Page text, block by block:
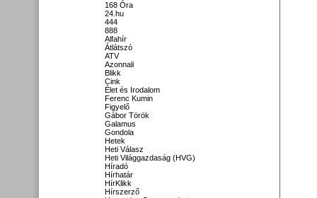
168 Óra
24.hu
444
888
Alfahír
Átlátszó
ATV
Azonnali
Blikk
Cink
Élet és Irodalom
Ferenc Kumin
Figyelő
Gábor Török
Galamus
Gondola
Hetek
Heti Válasz
Heti Világgazdaság (HVG)
Híradó
Hírhatár
HírKlikk
Hírszerző